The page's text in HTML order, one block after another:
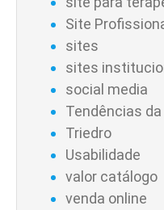
Site
sites
sites
social media
Tendências
Triedro
Usabilidade
valor catálogo
venda online